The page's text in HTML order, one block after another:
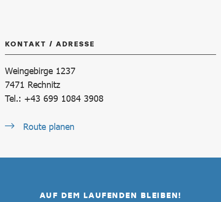
KONTAKT / ADRESSE
Weingebirge 1237
7471 Rechnitz
Tel.: +43 699 1084 3908
Route planen
AUF DEM LAUFENDEN BLEIBEN!